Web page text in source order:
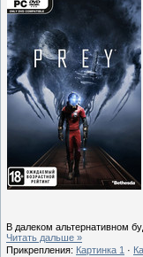
В далеком альтернативном
Читать дальше »
Прикрепления: Картинка 1 ·